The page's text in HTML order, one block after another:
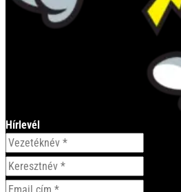
Hírlevél